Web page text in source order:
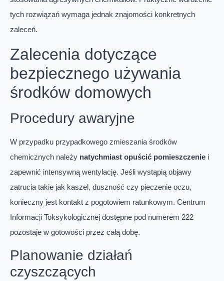
tych rozwiązań wymaga jednak znajomości konkretnych
zaleceń.
Zalecenia dotyczące
bezpiecznego używania
środków domowych
Procedury awaryjne
W przypadku przypadkowego zmieszania środków
chemicznych należy natychmiast opuścić pomieszczenie i
zapewnić intensywną wentylację. Jeśli wystąpią objawy
zatrucia takie jak kaszel, duszność czy pieczenie oczu,
konieczny jest kontakt z pogotowiem ratunkowym. Centrum
Informacji Toksykologicznej dostępne pod numerem 222
pozostaje w gotowości przez całą dobę.
Planowanie działań
czyszczących